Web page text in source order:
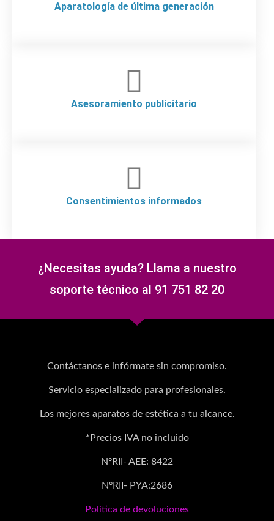
Aparatología de última generación
Asesoramiento publicitario
Consentimientos informados
¿Necesitas ayuda? Llama a nuestro
soporte técnico al 91 751 82 20
Contáctanos e infórmate sin compromiso.
Servicio especializado para profesionales.
Los mejores aparatos de estética a tu alcance.
*Precios IVA no incluido
NºRII- AEE: 8422
NºRII- PYA:2686
Política de devoluciones